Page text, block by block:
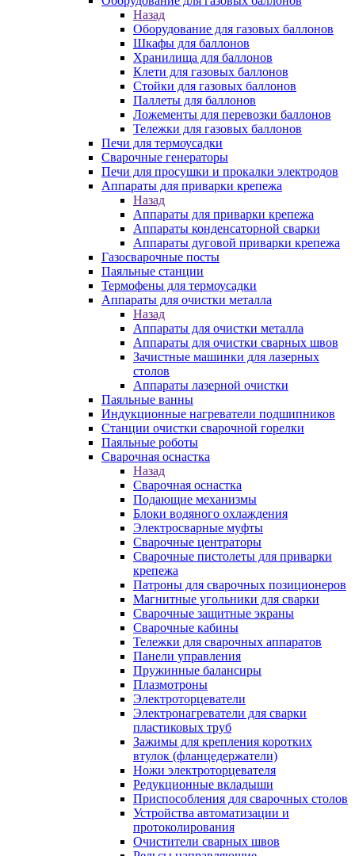
Назад
Оборудование для газовых баллонов
Шкафы для баллонов
Хранилища для баллонов
Клети для газовых баллонов
Стойки для газовых баллонов
Паллеты для баллонов
Ложементы для перевозки баллонов
Тележки для газовых баллонов
Печи для термоусадки
Сварочные генераторы
Печи для просушки и прокалки электродов
Аппараты для приварки крепежа
Назад
Аппараты для приварки крепежа
Аппараты конденсаторной сварки
Аппараты дуговой приварки крепежа
Газосварочные посты
Паяльные станции
Термофены для термоусадки
Аппараты для очистки металла
Назад
Аппараты для очистки металла
Аппараты для очистки сварных швов
Зачистные машинки для лазерных
столов
Аппараты лазерной очистки
Паяльные ванны
Индукционные нагреватели подшипников
Станции очистки сварочной горелки
Паяльные роботы
Сварочная оснастка
Назад
Сварочная оснастка
Подающие механизмы
Блоки водяного охлаждения
Электросварные муфты
Сварочные центраторы
Сварочные пистолеты для приварки
крепежа
Патроны для сварочных позиционеров
Магнитные угольники для сварки
Сварочные защитные экраны
Сварочные кабины
Тележки для сварочных аппаратов
Панели управления
Пружинные балансиры
Плазмотроны
Электроторцеватели
Электронагреватели для сварки
пластиковых труб
Зажимы для крепления коротких
втулок (фланцедержатели)
Ножи электроторцевателя
Редукционные вкладыши
Приспособления для сварочных столов
Устройства автоматизации и
протоколирования
Очистители сварных швов